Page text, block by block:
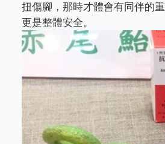
扭傷腳，那時才體會有同伴的
更是整體安全。